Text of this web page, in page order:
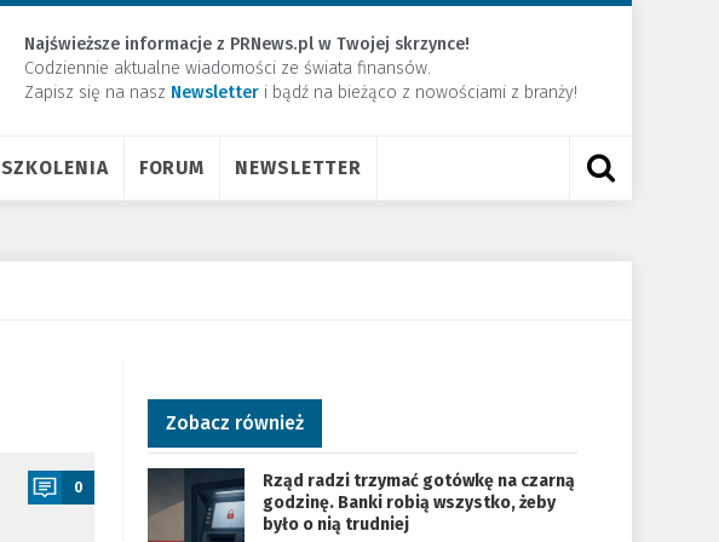
Najświeższe informacje z PRNews.pl w Twojej skrzynce!
Codziennie aktualne wiadomości ze świata finansów.
Zapisz się na nasz Newsletter ​i bądź na bieżąco z nowościami z branży!
SZKOLENIA FORUM NEWSLETTER
0
Zobacz również
Rząd radzi trzymać gotówkę na czarną
godzinę. Banki robią wszystko, żeby
było o nią trudniej